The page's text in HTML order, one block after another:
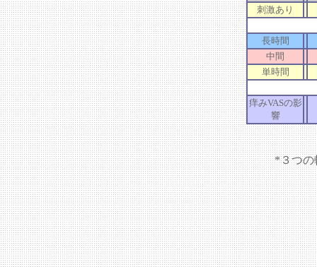
刺激あり
長時間
中間
単時間
痒みVASの影
響
*３つの